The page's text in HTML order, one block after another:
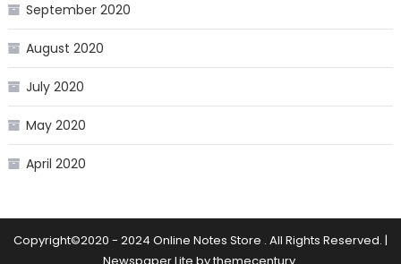
September 2020
August 2020
July 2020
May 2020
April 2020
Copyright©2020 - 2024 Online Notes Store . All Rights Reserved. |